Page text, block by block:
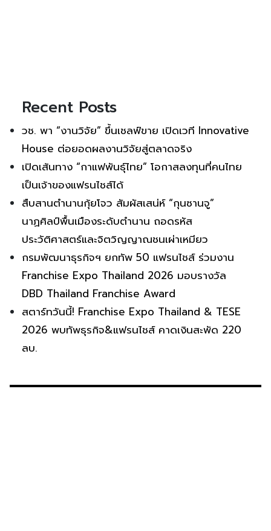
Recent Posts
วช. พา “งานวิจัย” ขึ้นเชลฟ์ขาย เปิดเวที Innovative
House ต่อยอดผลงานวิจัยสู่ตลาดจริง
เปิดเส้นทาง “กาแฟพันธุ์ไทย” โอกาสลงทุนที่คนไทย
เป็นเจ้าของแฟรนไชส์ได้
สืบสานตำนานกุ้ยโจว สัมผัสเสน่ห์ “กุนซานจู”
นาฏศิลป์พื้นเมืองระดับตำนาน ถอดรหัส
ประวัติศาสตร์และจิตวิญญาณชนเผ่าเหมียว
กรมพัฒนาธุรกิจฯ ยกทัพ 50 แฟรนไชส์ ร่วมงาน
Franchise Expo Thailand 2026 มอบรางวัล
DBD Thailand Franchise Award
สตาร์ทวันนี้! Franchise Expo Thailand & TESE
2026 พบทัพธุรกิจ&แฟรนไชส์ คาดเงินสะพัด 220
ลบ.